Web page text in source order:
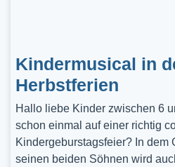
Kindermusical in
Herbstferien
Hallo liebe Kinder zwischen 6
schon einmal auf einer richtig
Kindergeburstagsfeier? In dem
seinen beiden Söhnen wird